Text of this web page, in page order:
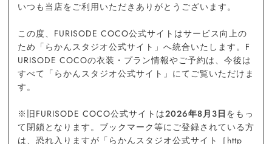
いつも当店をご利用いただきありがとうございます。
この度、FURISODE COCO公式サイトはサービス向上の
ため「らかんスタジオ公式サイト」へ統合いたします。F
URISODE COCOの衣装・プラン情報やご予約は、今後は
すべて「らかんスタジオ公式サイト」にてご覧いただけま
す。
※旧FURISODE COCO公式サイトは2026年8月3日 をもっ
て閉鎖となります。ブックマーク等にご登録されている方
は、恐れ入りますが「らかんスタジオ公式サイト［http